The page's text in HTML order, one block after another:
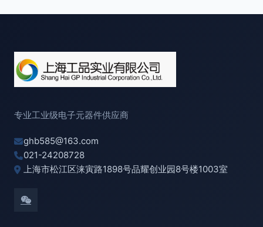
专业工业级电子元器件供应商
ghb585@163.com
021-24208728
上海市松江区涞寅路1898号品耀创业园8号楼1003室